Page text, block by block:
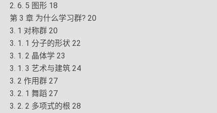
2. 6. 5 图形 18
第 3 章 为什么学习群? 20
3. 1 对称群 20
3. 1. 1 分子的形状 22
3. 1. 2 晶体学 23
3. 1. 3 艺术与建筑 24
3. 2 作用群 27
3. 2. 1 舞蹈 27
3. 2. 2 多项式的根 28